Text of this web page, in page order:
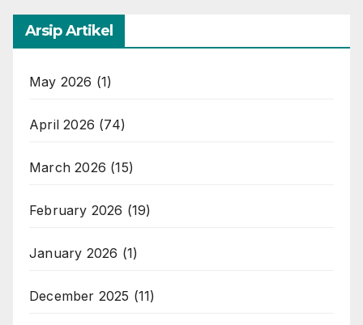
Arsip Artikel
May 2026 (1)
April 2026 (74)
March 2026 (15)
February 2026 (19)
January 2026 (1)
December 2025 (11)